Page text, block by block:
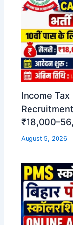
Income
Recruitment
August 5, 2026